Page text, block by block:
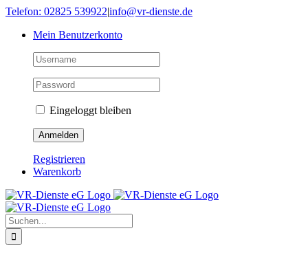
Skip
content
Telefon: 02825 539922|info@vr-dienste.de
Mein Benutzerkonto
Eingeloggt bleiben
Registrieren
Warenkorb
Suche
nach: